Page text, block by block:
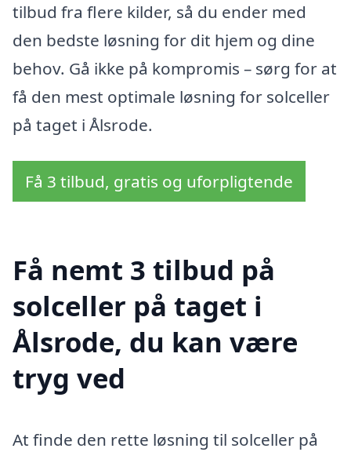
tilbud fra flere kilder, så du ender med
den bedste løsning for dit hjem og dine
behov. Gå ikke på kompromis – sørg for at
få den mest optimale løsning for solceller
på taget i Ålsrode.
Få 3 tilbud, gratis og uforpligtende
Få nemt 3 tilbud på
solceller på taget i
Ålsrode, du kan være
tryg ved
At finde den rette løsning til solceller på